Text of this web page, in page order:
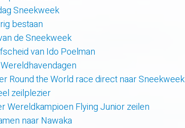
Sneekweek
bestaan
de Sneekweek
van Ido Poelman
Round the World race direct naar Sneekweek
zeilplezier
Wereldkampioen Flying Junior zeilen
naar Nawaka